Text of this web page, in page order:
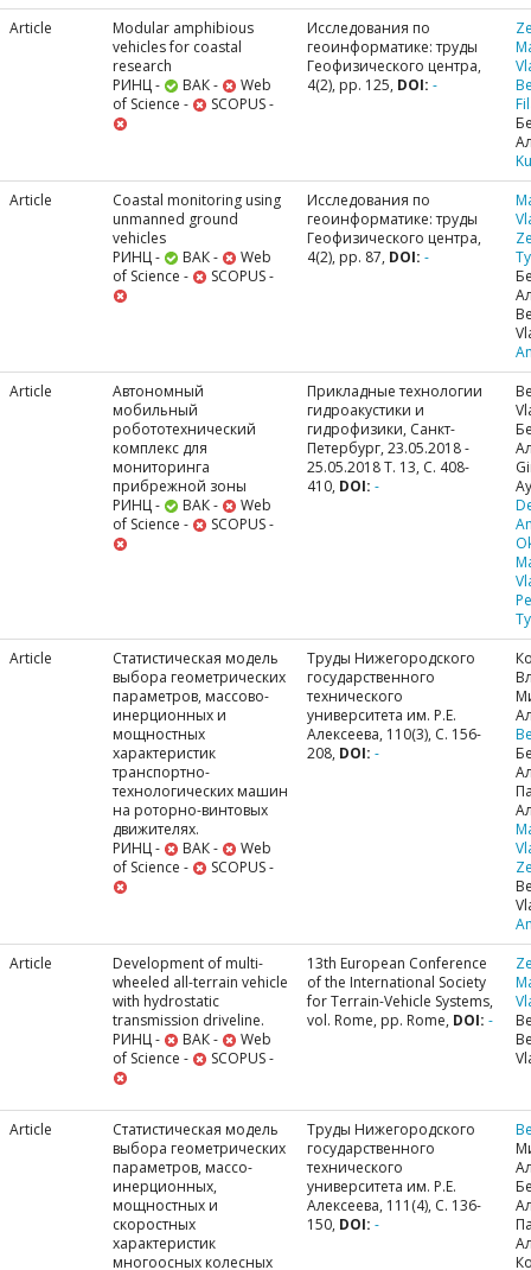
Article
Modular amphibious
vehicles for coastal
research
РИНЦ -
ВАК -
Web
of Science -
SCOPUS -
Исследования по
геоинформатике: труды
Геофизического центра,
4(2), pp. 125, DOI: -
Article
Coastal monitoring using
unmanned ground
vehicles
РИНЦ -
ВАК -
Web
of Science -
SCOPUS -
Исследования по
геоинформатике: труды
Геофизического центра,
4(2), pp. 87, DOI: -
Article
Автономный
мобильный
робототехнический
комплекс для
мониторинга
прибрежной зоны
РИНЦ -
ВАК -
Web
of Science -
SCOPUS -
Прикладные технологии
гидроакустики и
гидрофизики, Санкт-
Петербург, 23.05.2018 -
25.05.2018 Т. 13, С. 408-
410, DOI: -
Article
Статистическая модель
выбора геометрических
параметров, массово-
инерционных и
мощностных
характеристик
транспортно-
технологических машин
на роторно-винтовых
движителях.
РИНЦ -
ВАК -
Web
of Science -
SCOPUS -
Труды Нижегородского
государственного
технического
университета им. Р.Е.
Алексеева, 110(3), С. 156-
208, DOI: -
Article
Development of multi-
wheeled all-terrain vehicle
with hydrostatic
transmission driveline.
РИНЦ -
ВАК -
Web
of Science -
SCOPUS -
13th European Conference
of the International Society
for Terrain-Vehicle Systems,
vol. Rome, pp. Rome, DOI: -
Article
Статистическая модель
выбора геометрических
параметров, массо-
инерционных,
мощностных и
скоростных
характеристик
многоосных колесных
Труды Нижегородского
государственного
технического
университета им. Р.Е.
Алексеева, 111(4), С. 136-
150, DOI: -